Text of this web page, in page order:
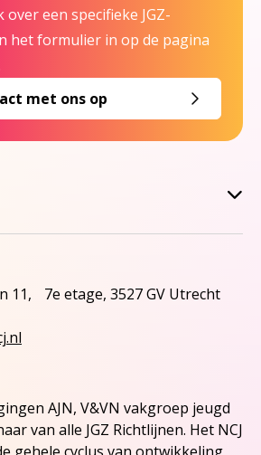
over een specifieke JGZ-
het formulier in op de pagina
met ons op
11, 7e etage, 3527 GV Utrecht
AJN, V&VN vakgroep jeugd
van alle JGZ Richtlijnen. Het NCJ